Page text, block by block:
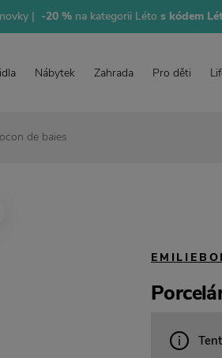
| -20 %na kategorii Létos kódem
Nábytek Zahrada Pro děti
de baies